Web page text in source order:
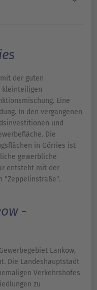
der guten
kleinteiligen
Eine
In den vergangenen
und
Die
in Görries ist
gewerbliche
entsteht mit der
"Zeppelinstraße".
-
Lankow,
Die Landeshauptstadt
Verkehrshofes
zu